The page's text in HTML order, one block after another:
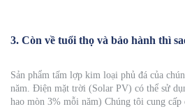
3. Còn về tuổi thọ và bảo hành thì
Sản phẩm tấm lợp kim loại phủ đá của
năm. Điện mặt trời (Solar PV) có thể sử
hao mòn 3% mỗi năm) Chúng tôi cung cấp